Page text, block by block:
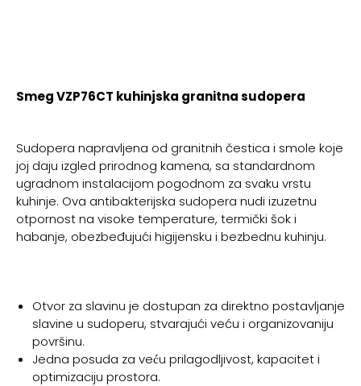
Smeg VZP76CT kuhinjska granitna sudopera
Sudopera napravljena od granitnih čestica i smole koje
joj daju izgled prirodnog kamena, sa standardnom
ugradnom instalacijom pogodnom za svaku vrstu
kuhinje. Ova antibakterijska sudopera nudi izuzetnu
otpornost na visoke temperature, termički šok i
habanje, obezbeđujući higijensku i bezbednu kuhinju.
Otvor za slavinu je dostupan za direktno postavljanje
slavine u sudoperu, stvarajući veću i organizovaniju
površinu.
Jedna posuda za veću prilagodljivost, kapacitet i
optimizaciju prostora.